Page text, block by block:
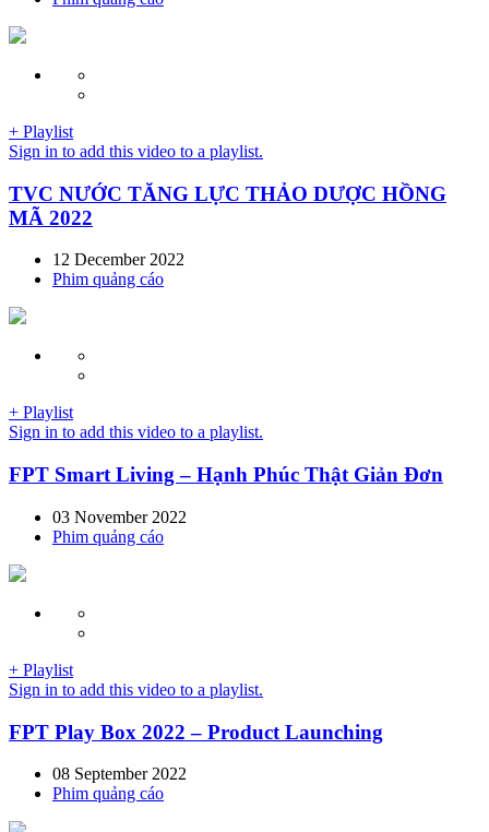
+ Playlist
Sign in to add this video to a playlist.
TVC NƯỚC TĂNG LỰC THẢO DƯỢC HỒNG
MÃ 2022
12 December 2022
Phim quảng cáo
+ Playlist
Sign in to add this video to a playlist.
FPT Smart Living – Hạnh Phúc Thật Giản Đơn
03 November 2022
Phim quảng cáo
+ Playlist
Sign in to add this video to a playlist.
FPT Play Box 2022 – Product Launching
08 September 2022
Phim quảng cáo